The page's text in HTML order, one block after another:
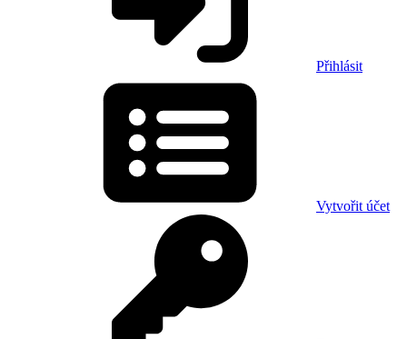
Přihlásit
Vytvořit účet